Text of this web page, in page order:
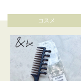
コスメ